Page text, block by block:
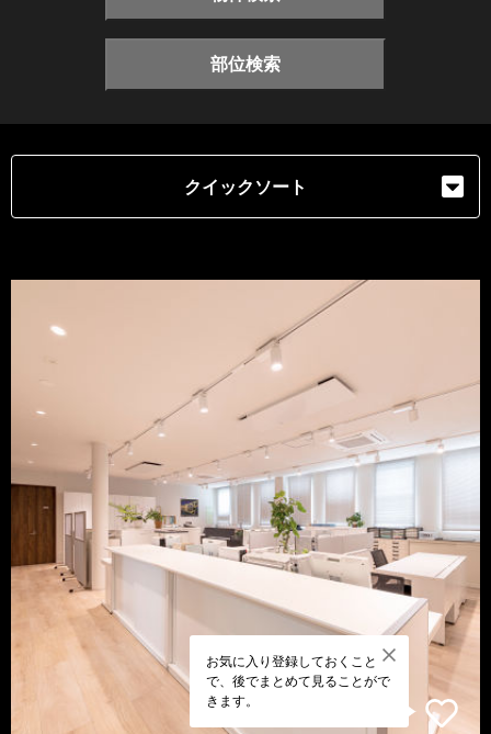
部位検索
クイックソート
お気に入り登録しておくこと
で、後でまとめて見ることがで
きます。